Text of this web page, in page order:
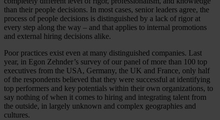
than their people decisions. In most cases, senior leaders agree, the
process of people decisions is distinguished by a lack of rigor at
every step along the way – and that applies to internal promotions
and external hiring decisions alike.
Poor practices exist even at many distinguished companies. Last
year, in Egon Zehnder’s survey of our panel of more than 100 top
executives from the USA, Germany, the UK and France, only half
of the respondents believed that they were successful at identifying
top performers and key potentials within their own organizations, to
say nothing of when it comes to hiring and integrating talent from
the outside, in largely unknown and complex geographies and
cultures.